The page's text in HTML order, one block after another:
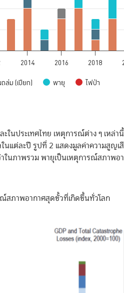
ล่ม (เปียก) พายุ ไฟป่า
2014 2016 2018
นประเทศไทย เหตุการณ์ต่าง ๆ เหล่า
นแต่ละปี รูปที่ 2 แสดงมูลค่าความสูญเ
ในภาพรวม พายุเป็นเหตุการณ์สภาพ
สภาพอากาศสุดขั้วที่เกิดขึ้นทั่วโลก